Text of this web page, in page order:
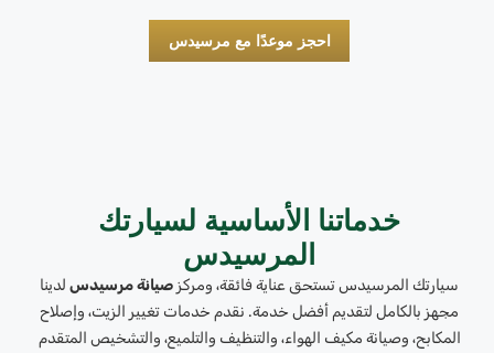
احجز موعدًا مع مرسيدس
خدماتنا الأساسية لسيارتك
المرسيدس
سيارتك المرسيدس تستحق عناية فائقة، ومركز صيانة مرسيدس لدينا
مجهز بالكامل لتقديم أفضل خدمة. نقدم خدمات تغيير الزيت، وإصلاح
المكابح، وصيانة مكيف الهواء، والتنظيف والتلميع، والتشخيص المتقدم